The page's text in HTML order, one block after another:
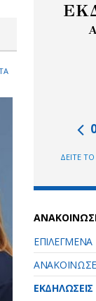
ΔΕΙΤΕ
ΕΠΙΛΕΓΜΕΝΑ
ΕΚΔΗΛΩΣΕΙΣ